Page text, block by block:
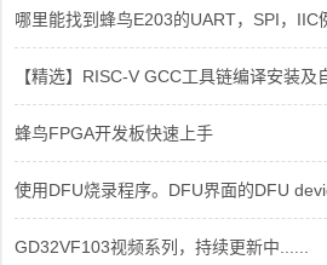
哪里能找到蜂鸟E203的UART，SPI，IIC
【精选】RISC-V GCC工具链编译安装及
蜂鸟FPGA开发板快速上手
使用DFU烧录程序。DFU界面的DFU
GD32VF103视频系列，持续更新中......